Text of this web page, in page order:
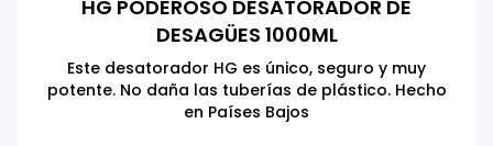
HG PODEROSO DESATORADOR DE
DESAGÜES 1000ML
Este desatorador HG es único, seguro y muy
potente. No daña las tuberías de plástico. Hecho
en Países Bajos